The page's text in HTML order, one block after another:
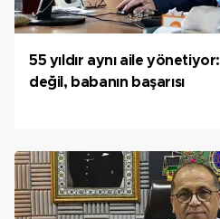
55 yıldır aynı aile yönetiyor: Bu senin başarın
değil, babanın başarısı